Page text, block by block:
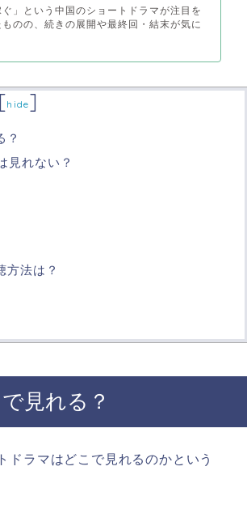
ぐ」という中国のショートドラマが注目を
のの、続きの展開や最終回・結末が気に
[hide]
？
見れない？
方法は？
見れる？
ドラマはどこで見れるのかという